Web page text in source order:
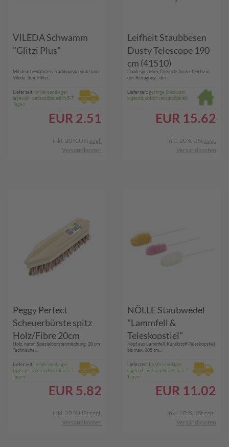
VILEDA Schwamm
"Glitzi Plus"
Mit dem bewährten Traditionsprodukt von
Vileda, dem Glitzi...
Lieferzeit: Im Versandlager
lagernd - versandbereit in 5-7
Tagen
EUR 2.51
inkl. 20 % USt zzgl.
Versandkosten
Leifheit Staubbesen
Dusty Telescope 190
cm (41510)
Dank spezieller Dreiecksform effektiv in
der Reinigung - der...
Lieferzeit:geringe Stückzahl
lagernd, sofort versandbereit
EUR 15.62
inkl. 20 % USt zzgl.
Versandkosten
Peggy Perfect
Scheuerbürste spitz
Holz/Fibre 20cm
Holz, natur, Spezialborstenmischung, 20 cm
Technische...
Lieferzeit: Im Versandlager
lagernd - versandbereit in 5-7
Tagen
EUR 5.82
inkl. 20 % USt zzgl.
Versandkosten
NÖLLE Staubwedel
"Lammfell &
Teleskopstiel"
Kopf aus Lammfell. Kunststoff-Teleskopstiel
bis max. 105 cm...
Lieferzeit: Im Versandlager
lagernd - versandbereit in 5-7
Tagen
EUR 11.02
inkl. 20 % USt zzgl.
Versandkosten